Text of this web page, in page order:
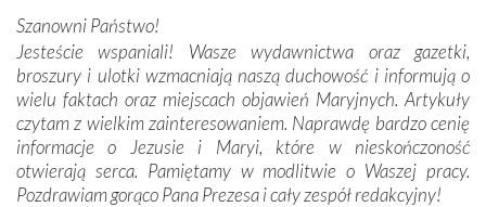
budowniczych.
Podążyliśmy też śladami fatimskich wizjonerów – Łucji
dos Santos oraz świętych Hiacynty i Franciszka Marto.
Modliliśmy się przy ich grobach. Odprawiliśmy Drogę
Krzyżową w ich rodzinnych stronach, odwiedziliśmy
domy, w których żyli.
Szanowni Państwo!
Jesteście wspaniali! Wasze wydawnictwa oraz gazetki,
broszury i ulotki wzmacniają naszą duchowość i informują o
wielu faktach oraz miejscach objawień Maryjnych. Artykuły
czytam z wielkim zainteresowaniem. Naprawdę bardzo cenię
informacje o Jezusie i Maryi, które w nieskończoność
otwierają serca. Pamiętamy w modlitwie o Waszej pracy.
Pozdrawiam gorąco Pana Prezesa i cały zespół redakcyjny!